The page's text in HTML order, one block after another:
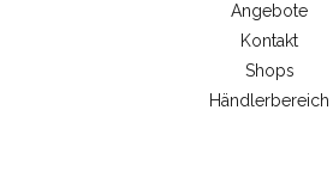
Angebote
Kontakt
Shops
Händlerbereich